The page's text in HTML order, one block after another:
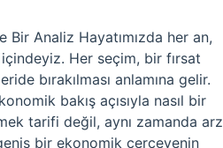
Bir Analiz Hayatımızda her an,
Her seçim, bir fırsat
bırakılması anlamına gelir.
bakış açısıyla nasıl bir
tarifi değil, aynı zamanda arz
bir ekonomik çerçevenin